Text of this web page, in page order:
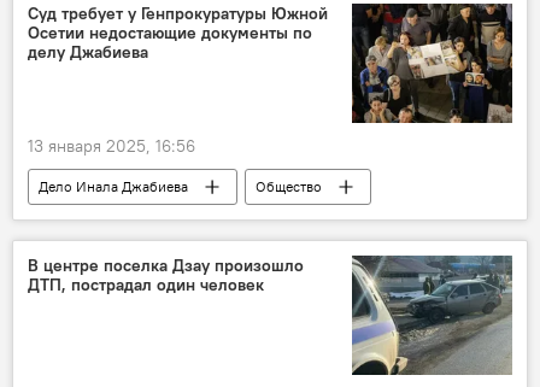
Суд требует у Генпрокуратуры Южной
Осетии недостающие документы по
делу Джабиева
13 января 2025, 16:56
Дело Инала Джабиева
Общество
Южная Осетия
Новости
В центре поселка Дзау произошло
ДТП, пострадал один человек